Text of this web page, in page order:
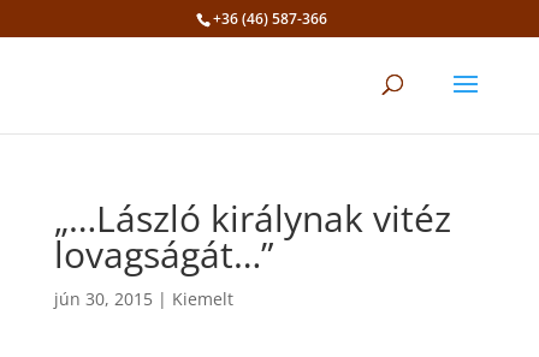
+36 (46) 587-366
„…László királynak vitéz
lovagságát…”
jún 30, 2015| Kiemelt